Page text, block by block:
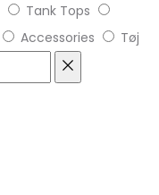
Tank Tops
Accessories Tøj